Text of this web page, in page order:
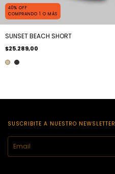
40% OFF
COMPRANDO 1 O MÁS
SUNSET BEACH SHORT
$25.289,00
SUSCRIBITE A NUESTRO NEWSLETTER